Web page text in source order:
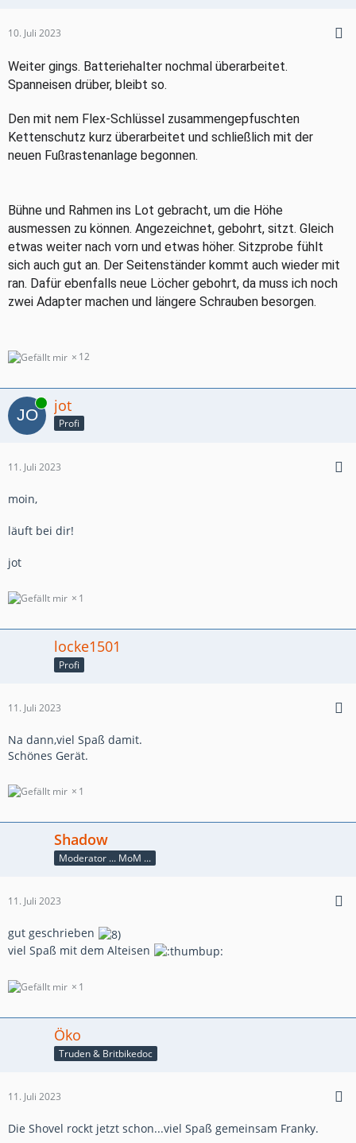
10. Juli 2023
Weiter gings. Batteriehalter nochmal überarbeitet.
Spanneisen drüber, bleibt so.
Den mit nem Flex-Schlüssel zusammengepfuschten
Kettenschutz kurz überarbeitet und schließlich mit der
neuen Fußrastenanlage begonnen.
Bühne und Rahmen ins Lot gebracht, um die Höhe
ausmessen zu können. Angezeichnet, gebohrt, sitzt. Gleich
etwas weiter nach vorn und etwas höher. Sitzprobe fühlt
sich auch gut an. Der Seitenständer kommt auch wieder mit
ran. Dafür ebenfalls neue Löcher gebohrt, da muss ich noch
zwei Adapter machen und längere Schrauben besorgen.
12
Online jot
Profi
11. Juli 2023
moin,
läuft bei dir!
jot
1
locke1501
Profi
11. Juli 2023
Na dann,viel Spaß damit.
Schönes Gerät.
1
Shadow
Moderator ... MoM ...
11. Juli 2023
gut geschrieben
viel Spaß mit dem Alteisen
1
Öko
Truden & Britbikedoc
11. Juli 2023
Die Shovel rockt jetzt schon...viel Spaß gemeinsam Franky.